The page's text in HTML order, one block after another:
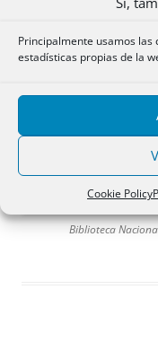
Principalmente usamos las
estadísticas propias de la
Cookie Policy
Biblioteca